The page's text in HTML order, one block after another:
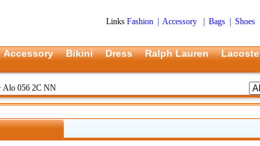
Links Fashion Accessory| Bags| Shoes
Accessory Bikini Dress Ralph Lauren Lacoste
Alo 056 2C NN